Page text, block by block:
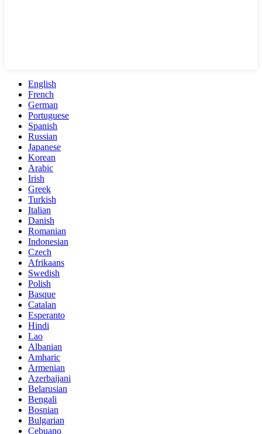
English
French
German
Portuguese
Spanish
Russian
Japanese
Korean
Arabic
Irish
Greek
Turkish
Italian
Danish
Romanian
Indonesian
Czech
Afrikaans
Swedish
Polish
Basque
Catalan
Esperanto
Hindi
Lao
Albanian
Amharic
Armenian
Azerbaijani
Belarusian
Bengali
Bosnian
Bulgarian
Cebuano